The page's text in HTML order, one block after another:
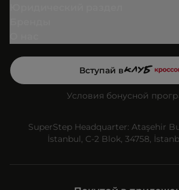
Вступай в
Условия бонусной
SuperStep Headquarter: Ataşehir
İstanbul, C-2 Blok, 34758,